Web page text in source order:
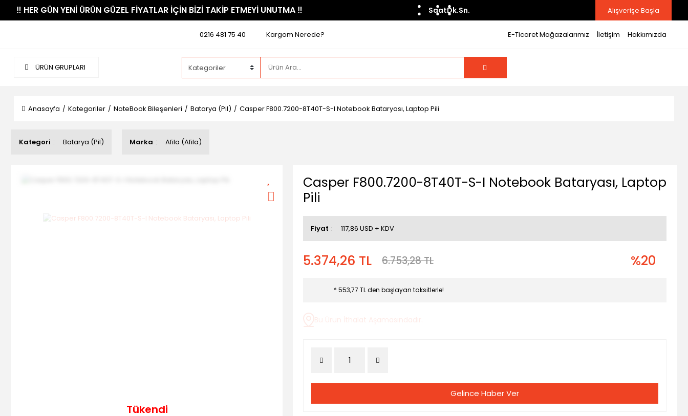
​‼️​ HER GÜN YENİ ÜRÜN GÜZEL FİYATLAR İÇİN BİZİ TAKİP ETMEYİ UNUTMA ​‼️​ SaatDk.Sn. Alışverişe Başla
0216 481 75 40 Kargom Nerede? E-Ticaret Mağazalarımız İletişim Hakkımızda
ÜRÜN GRUPLARI
Anasayfa Kategoriler NoteBook Bileşenleri Batarya (Pil) Casper F800.7200-8T40T-S-I Notebook Bataryası, Laptop Pili
Kategori Batarya (Pil) Marka Afila (Afila)
Tükendi
Casper F800.7200-8T40T-S-I Notebook Bataryası, Laptop
Pili
Fiyat 117,86 USD + KDV
5.374,26 TL 6.753,28 TL %20
* 553,77 TL den başlayan taksitlerle!
Bu Ürün İthalat Aşamasındadır.
Gelince Haber Ver